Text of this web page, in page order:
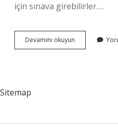
için sınava girebilirler.…
Devamını okuyun
Hangi
Sitemap